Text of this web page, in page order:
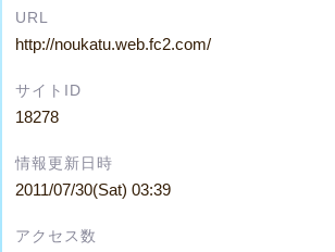
URL
http://noukatu.web.fc2.com/
サイトID
18278
情報更新日時
2011/07/30(Sat) 03:39
アクセス数